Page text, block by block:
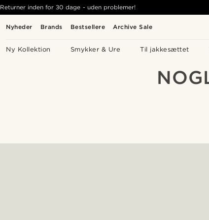
Nyheder Brands Bestsellere Archive Sale
Ny Kollektion Smykker & Ure Til jakkesættet
Returner inden for 30 dage - uden problemer!